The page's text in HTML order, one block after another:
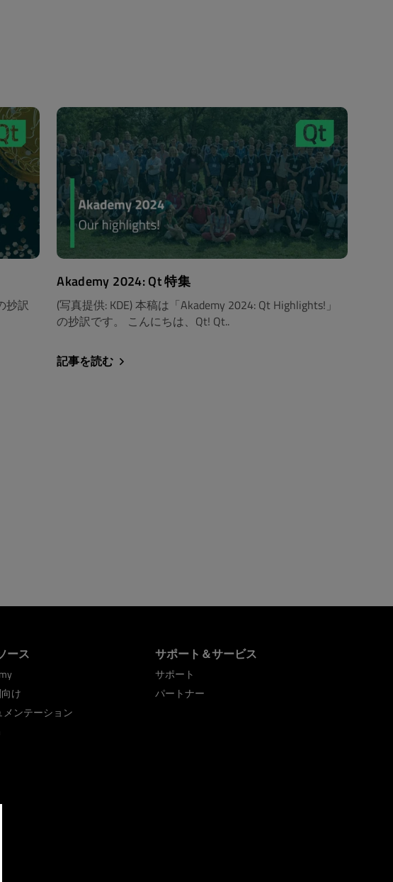
抄訳
Akademy 2024: Qt 特集
(写真提供: KDE) 本稿は「Akademy 2024: Qt Highlights!」
の抄訳です。 こんにちは、Qt! Qt..
記事を読む
ース
け
メンテーション
サポート＆サービス
サポート
パートナー